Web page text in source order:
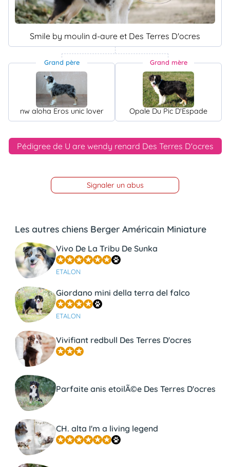
Smile by moulin d-aure et Des Terres D'ocres
Grand père
nw aloha Eros unic lover
Grand mère
Opale Du Pic D'Espade
Pédigree de U are wendy renard Des Terres D'ocres
Signaler un abus
Les autres chiens Berger Américain Miniature
Vivo De La Tribu De Sunka
ETALON
Giordano mini della terra del falco
ETALON
Vivifiant redbull Des Terres D'ocres
Parfaite anis etoilÃ©e Des Terres D'ocres
CH. alta I'm a living legend